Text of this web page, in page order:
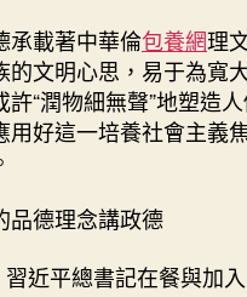
承載著中華倫包養網理
的文明心思，易于為寬
“潤物細無聲”地塑造
用好這一培養社會主義
品德理念講政德
近平總書記在餐與加